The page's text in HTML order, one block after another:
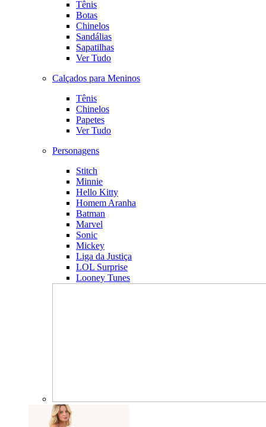
Tênis
Botas
Chinelos
Sandálias
Sapatilhas
Ver Tudo
Calçados para Meninos
Tênis
Chinelos
Papetes
Ver Tudo
Personagens
Stitch
Minnie
Hello Kitty
Homem Aranha
Batman
Marvel
Sonic
Mickey
Liga da Justiça
LOL Surprise
Looney Tunes